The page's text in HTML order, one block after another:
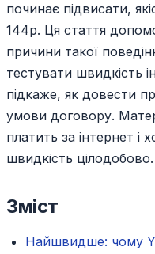
починає підвисати,
144p. Ця стаття
причини такої
тестувати швидкість
підкаже, як довести
умови договору.
платить за інтернет і
швидкість цілодобово.
Зміст
Найшвидше: чому